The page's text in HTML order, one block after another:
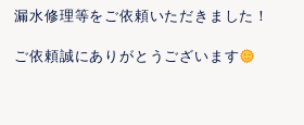
漏水修理等をご依頼いただきました！
ご依頼誠にありがとうございます